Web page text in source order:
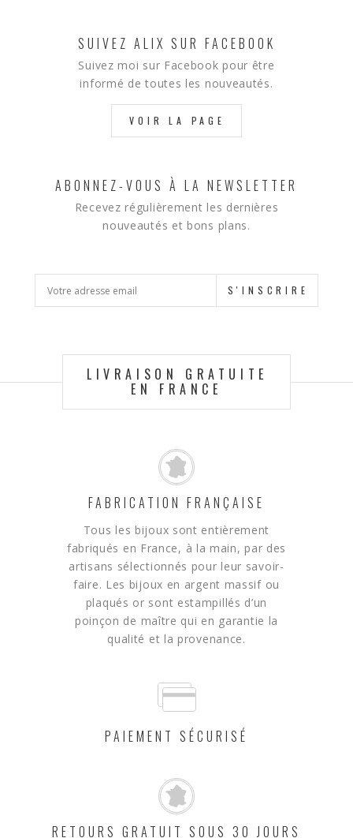
SUIVEZ ALIX SUR FACEBOOK
Suivez moi sur Facebook pour être
informé de toutes les nouveautés.
VOIR LA PAGE
ABONNEZ-VOUS À LA NEWSLETTER
Recevez régulièrement les dernières
nouveautés et bons plans.
S'INSCRIRE
LIVRAISON GRATUITE
EN FRANCE
FABRICATION FRANÇAISE
Tous les bijoux sont entièrement
fabriqués en France, à la main, par des
artisans sélectionnés pour leur savoir-
faire. Les bijoux en argent massif ou
plaqués or sont estampillés d’un
poinçon de maître qui en garantie la
qualité et la provenance.
PAIEMENT SÉCURISÉ
RETOURS GRATUIT SOUS 30 JOURS